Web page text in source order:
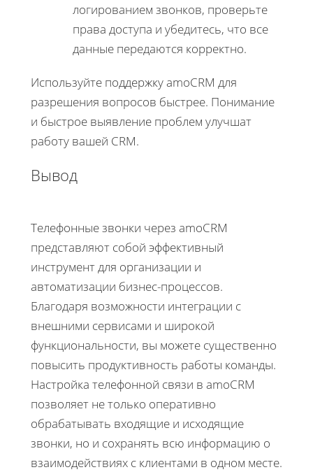
логированием звонков, проверьте
права доступа и убедитесь, что все
данные передаются корректно.
Используйте поддержку amoCRM для
разрешения вопросов быстрее. Понимание
и быстрое выявление проблем улучшат
работу вашей CRM.
Вывод
Телефонные звонки через amoCRM
представляют собой эффективный
инструмент для организации и
автоматизации бизнес-процессов.
Благодаря возможности интеграции с
внешними сервисами и широкой
функциональности, вы можете существенно
повысить продуктивность работы команды.
Настройка телефонной связи в amoCRM
позволяет не только оперативно
обрабатывать входящие и исходящие
звонки, но и сохранять всю информацию о
взаимодействиях с клиентами в одном месте.